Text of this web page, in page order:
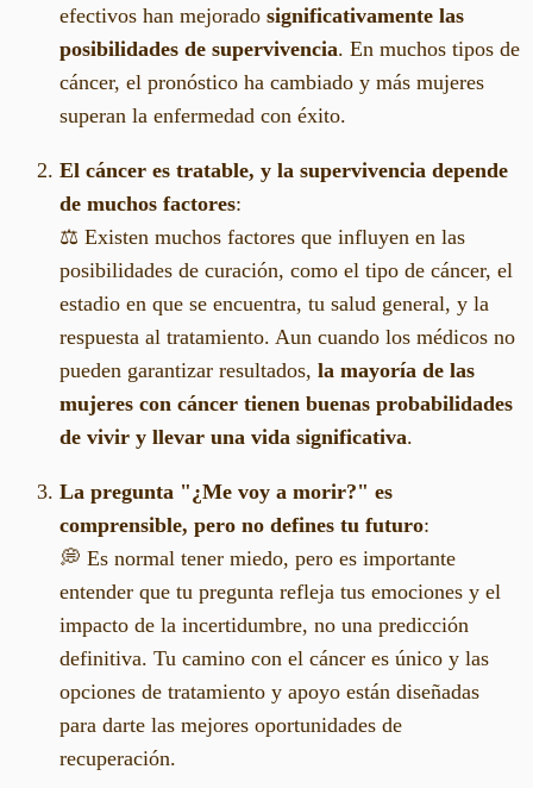
efectivos han mejorado significativamente las
posibilidades de supervivencia. En muchos tipos de
cáncer, el pronóstico ha cambiado y más mujeres
superan la enfermedad con éxito.
El cáncer es tratable, y la supervivencia depende
de muchos factores:
⚖️ Existen muchos factores que influyen en las
posibilidades de curación, como el tipo de cáncer, el
estadio en que se encuentra, tu salud general, y la
respuesta al tratamiento. Aun cuando los médicos no
pueden garantizar resultados, la mayoría de las
mujeres con cáncer tienen buenas probabilidades
de vivir y llevar una vida significativa.
La pregunta "¿Me voy a morir?" es
comprensible, pero no defines tu futuro:
💭 Es normal tener miedo, pero es importante
entender que tu pregunta refleja tus emociones y el
impacto de la incertidumbre, no una predicción
definitiva. Tu camino con el cáncer es único y las
opciones de tratamiento y apoyo están diseñadas
para darte las mejores oportunidades de
recuperación.